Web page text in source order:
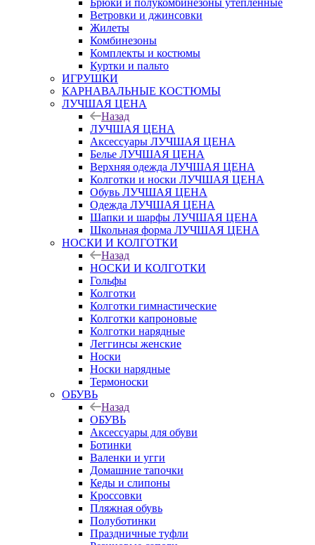
Брюки и полукомбинезоны утепленные
Ветровки и джинсовки
Жилеты
Комбинезоны
Комплекты и костюмы
Куртки и пальто
ИГРУШКИ
КАРНАВАЛЬНЫЕ КОСТЮМЫ
ЛУЧШАЯ ЦЕНА
Назад
ЛУЧШАЯ ЦЕНА
Аксессуары ЛУЧШАЯ ЦЕНА
Белье ЛУЧШАЯ ЦЕНА
Верхняя одежда ЛУЧШАЯ ЦЕНА
Колготки и носки ЛУЧШАЯ ЦЕНА
Обувь ЛУЧШАЯ ЦЕНА
Одежда ЛУЧШАЯ ЦЕНА
Шапки и шарфы ЛУЧШАЯ ЦЕНА
Школьная форма ЛУЧШАЯ ЦЕНА
НОСКИ И КОЛГОТКИ
Назад
НОСКИ И КОЛГОТКИ
Гольфы
Колготки
Колготки гимнастические
Колготки капроновые
Колготки нарядные
Леггинсы женские
Носки
Носки нарядные
Термоноски
ОБУВЬ
Назад
ОБУВЬ
Аксессуары для обуви
Ботинки
Валенки и угги
Домашние тапочки
Кеды и слипоны
Кроссовки
Пляжная обувь
Полуботинки
Праздничные туфли